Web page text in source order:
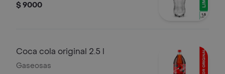
$ 9000
Coca cola original 2.5 l
Gaseosas